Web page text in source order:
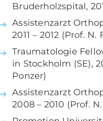
Bruderholzspital,
Assistenzarzt
2011 – 2012 (Prof.
Traumatologie
in Stockholm (SE),
Ponzer)
Assistenzarzt
2008 – 2010 (Prof.